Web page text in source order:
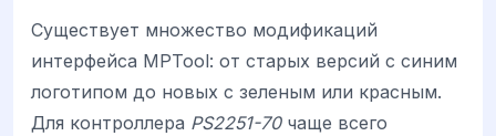
Существует множество модификаций
интерфейса MPTool: от старых версий с синим
логотипом до новых с зеленым или красным.
Для контроллера PS2251-70чаще всего